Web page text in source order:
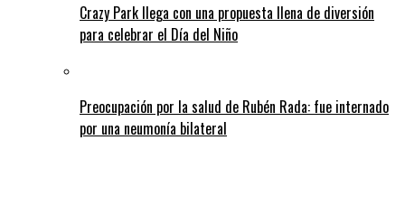
Crazy Park llega con una propuesta llena de diversión
para celebrar el Día del Niño
Preocupación por la salud de Rubén Rada: fue internado
por una neumonía bilateral